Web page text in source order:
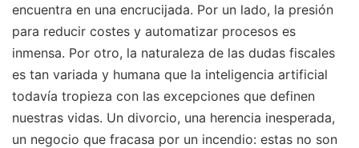
encuentra en una encrucijada. Por un lado, la presión
para reducir costes y automatizar procesos es
inmensa. Por otro, la naturaleza de las dudas fiscales
es tan variada y humana que la inteligencia artificial
todavía tropieza con las excepciones que definen
nuestras vidas. Un divorcio, una herencia inesperada,
un negocio que fracasa por un incendio: estas no son